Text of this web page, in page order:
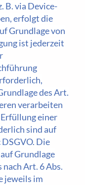
B. via Device-
erfolgt die
Grundlage von
ist jederzeit
des Art.
verarbeiten
einer
sind auf
Die
Grundlage
Art. 6 Abs.
jeweils im